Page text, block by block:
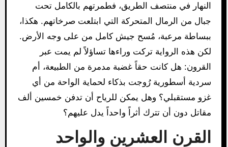
النهار في منتصف الطريق، فطمرتهم بالكامل تحت
جبال من الرمال المتحركة التي ابتلعت صرخاتهم. هكذا،
ببساطة مرعبة، مُسح جيش كامل من على وجه الأرض.
لكن هذه الرواية تركت وراءها تساؤلاً لم يمت عبر
القرون: هل كانت حقاً غضبة مدمرة من الطبيعة، أم
سردية أسطورية رُوجت بذكاء لحماية الواحة من أي
غزو مستقبلي؟ وهل يمكن للرياح أن تدفن خمسين ألف
مقاتل دون أن تترك أثراً واحداً يدل عليهم؟
القرن العشرين والواحد